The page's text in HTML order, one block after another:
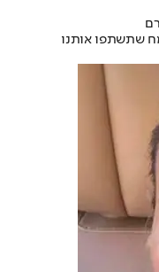
שתשתפו אותנו